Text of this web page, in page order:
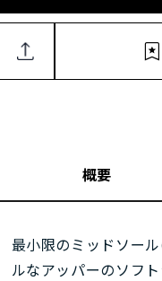
概要
最小限のミッドソー
ルなアッパーのソフ